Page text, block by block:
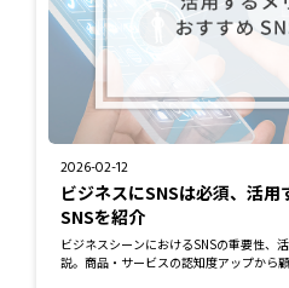
2026-02-12
ビジネスにSNSは必須、活
SNSを紹介
ビジネスシーンにおけるSNSの重要性、
説。商品・サービスの認知度アップから